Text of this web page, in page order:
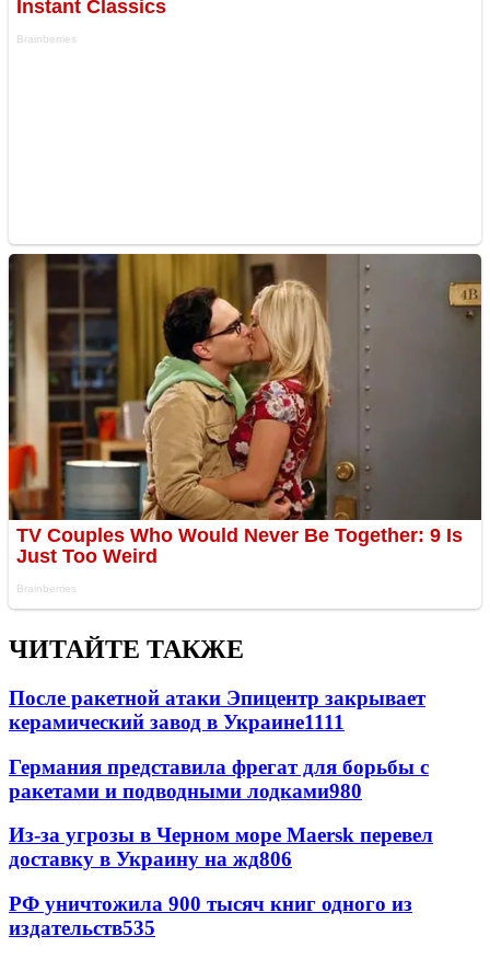
ЧИТАЙТЕ ТАКЖЕ
После ракетной атаки Эпицентр закрывает
керамический завод в Украине1111
Германия представила фрегат для борьбы с
ракетами и подводными лодками980
Из-за угрозы в Черном море Maersk перевел
доставку в Украину на жд806
РФ уничтожила 900 тысяч книг одного из
издательств535